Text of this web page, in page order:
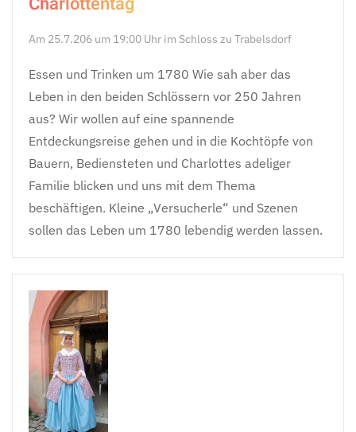
Am 25.7.206 um 19:00 Uhr im Schloss zu Trabelsdorf
Essen und Trinken um 1780 Wie sah aber das
Leben in den beiden Schlössern vor 250 Jahren
aus? Wir wollen auf eine spannende
Entdeckungsreise gehen und in die Kochtöpfe von
Bauern, Bediensteten und Charlottes adeliger
Familie blicken und uns mit dem Thema
beschäftigen. Kleine „Versucherle“ und Szenen
sollen das Leben um 1780 lebendig werden lassen.